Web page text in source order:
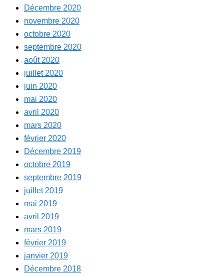
Décembre 2020
novembre 2020
octobre 2020
septembre 2020
août 2020
juillet 2020
juin 2020
mai 2020
avril 2020
mars 2020
février 2020
Décembre 2019
octobre 2019
septembre 2019
juillet 2019
mai 2019
avril 2019
mars 2019
février 2019
janvier 2019
Décembre 2018